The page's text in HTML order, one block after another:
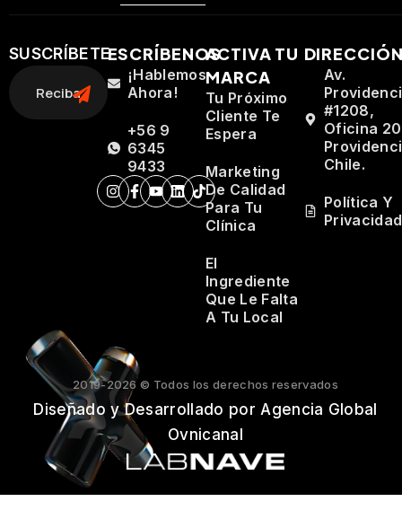
SUSCRÍBETEESCRÍBENOS
¡Hablemos
Ahora!
+56 9
6345
9433
ACTIVA TU
MARCA
Tu Próximo
Cliente Te
Espera
Marketing
De Calidad
Para Tu
Clínica
El
Ingrediente
Que Le Falta
A Tu Local
Av.
#1208,
Oficina
Chile.
Política Y
Privacidad
2019-2026 © Todos los derechos reservados
Diseñado y Desarrollado por Agencia Global
Ovnicanal